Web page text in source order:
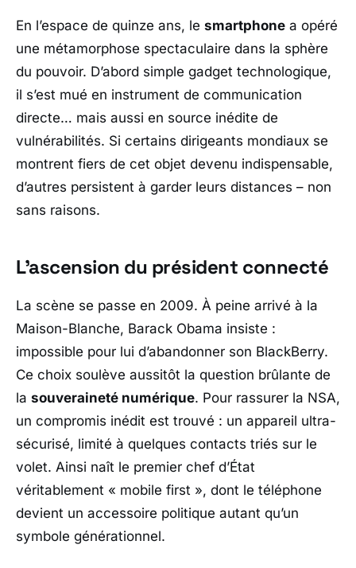
En l’espace de quinze ans, le smartphone a opéré
une métamorphose spectaculaire dans la sphère
du pouvoir. D’abord simple gadget technologique,
il s’est mué en instrument de communication
directe… mais aussi en source inédite de
vulnérabilités. Si certains dirigeants mondiaux se
montrent fiers de cet objet devenu indispensable,
d’autres persistent à garder leurs distances – non
sans raisons.
L’ascension du président connecté
La scène se passe en 2009. À peine arrivé à la
Maison-Blanche, Barack Obama insiste :
impossible pour lui d’abandonner son BlackBerry.
Ce choix soulève aussitôt la question brûlante de
la souveraineté numérique. Pour rassurer la NSA,
un compromis inédit est trouvé : un appareil ultra-
sécurisé, limité à quelques contacts triés sur le
volet. Ainsi naît le premier chef d’État
véritablement « mobile first », dont le téléphone
devient un accessoire politique autant qu’un
symbole générationnel.